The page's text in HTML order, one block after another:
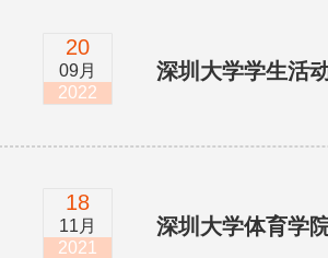
20
09月
2022
深圳大学学生活
18
11月
2021
深圳大学体育学